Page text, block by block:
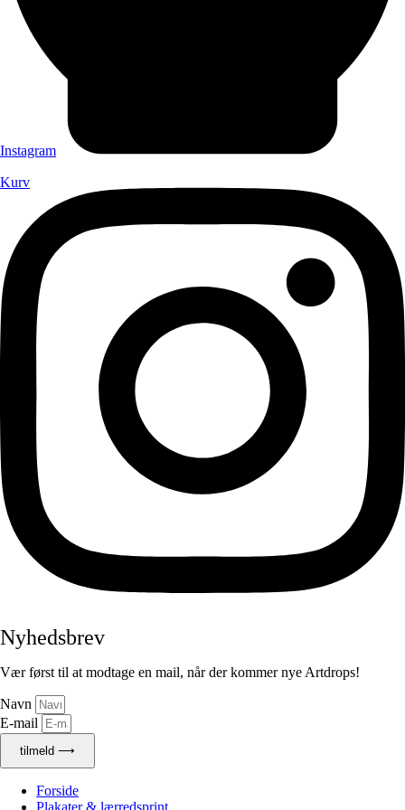
Kurv
Instagram
Nyhedsbrev
Vær først til at modtage en mail, når der kommer nye Artdrops!
Navn
E-mail
tilmeld ⟶
Forside
Plakater & lærredsprint